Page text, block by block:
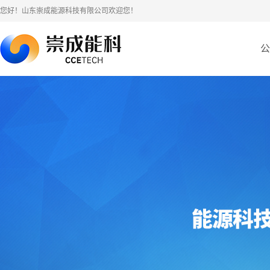
您好！山东崇成能源科技有限公司欢迎您！